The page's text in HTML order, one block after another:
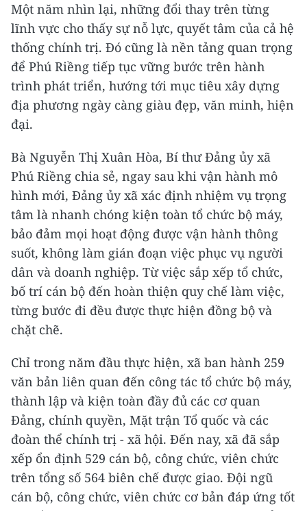
Một năm nhìn lại, những đổi thay trên từng
lĩnh vực cho thấy sự nỗ lực, quyết tâm của cả hệ
thống chính trị. Đó cũng là nền tảng quan trọng
để Phú Riềng tiếp tục vững bước trên hành
trình phát triển, hướng tới mục tiêu xây dựng
địa phương ngày càng giàu đẹp, văn minh, hiện
đại.
Bà Nguyễn Thị Xuân Hòa, Bí thư Đảng ủy xã
Phú Riềng chia sẻ, ngay sau khi vận hành mô
hình mới, Đảng ủy xã xác định nhiệm vụ trọng
tâm là nhanh chóng kiện toàn tổ chức bộ máy,
bảo đảm mọi hoạt động được vận hành thông
suốt, không làm gián đoạn việc phục vụ người
dân và doanh nghiệp. Từ việc sắp xếp tổ chức,
bố trí cán bộ đến hoàn thiện quy chế làm việc,
từng bước đi đều được thực hiện đồng bộ và
chặt chẽ.
Chỉ trong năm đầu thực hiện, xã ban hành 259
văn bản liên quan đến công tác tổ chức bộ máy,
thành lập và kiện toàn đầy đủ các cơ quan
Đảng, chính quyền, Mặt trận Tổ quốc và các
đoàn thể chính trị - xã hội. Đến nay, xã đã sắp
xếp ổn định 529 cán bộ, công chức, viên chức
trên tổng số 564 biên chế được giao. Đội ngũ
cán bộ, công chức, viên chức cơ bản đáp ứng tốt